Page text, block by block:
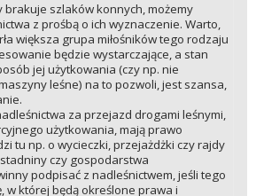
brakuje szlaków konnych, możemy
z prośbą o ich wyznaczenie. Warto,
większa grupa miłośników tego rodzaju
będzie wystarczające, a stan
jej użytkowania (czy np. nie
leśne) na to pozwoli, jest szansa,
za przejazd drogami leśnymi,
użytkowania, mają prawo
tu np. o wycieczki, przejażdżki czy rajdy
czy gospodarstwa
podpisać z nadleśnictwem, jeśli tego
w której będą określone prawa i